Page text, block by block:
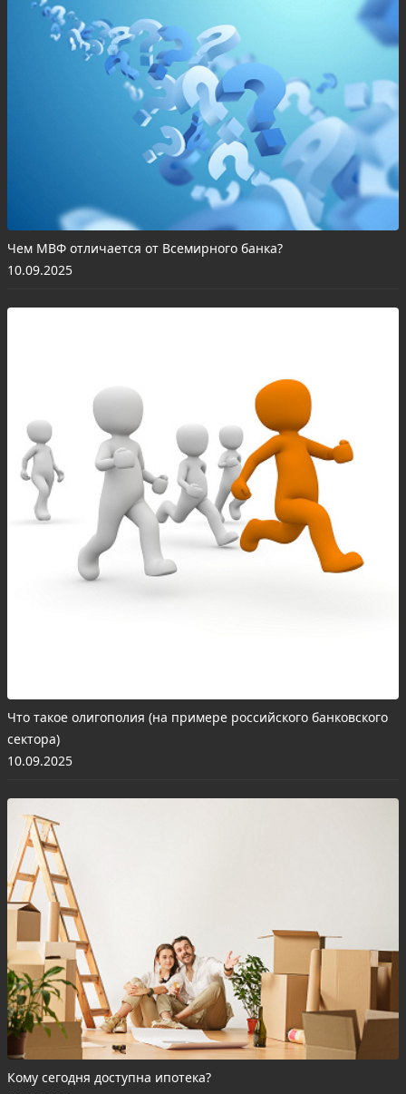
Чем МВФ отличается от Всемирного банка?
10.09.2025
Что такое олигополия (на примере российского банковского
сектора)
10.09.2025
Кому сегодня доступна ипотека?